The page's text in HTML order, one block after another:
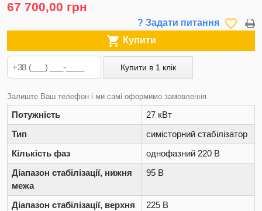
67 700,00 грн
? Задати питання favorite_border
 Купити
Купити в 1 клік
Залиште Ваш телефон і ми самі оформимо замовлення
Потужність
27 кВт
Тип
симісторний стабілізатор
Кількість фаз
однофазний 220 В
Діапазон стабілізації, нижня
межа
95 В
Діапазон стабілізації, верхня
225 В